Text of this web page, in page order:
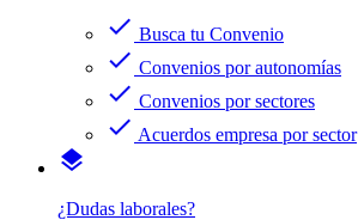
check Busca tu Convenio
check Convenios por autonomías
check Convenios por sectores
check Acuerdos empresa por sector
layers
¿Dudas laborales?